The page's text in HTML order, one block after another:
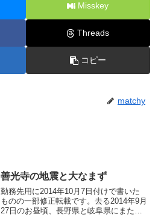
Misskey
Threads
コピー
matchy
善光寺の地震と大なまず
勤務先用に2014年10月7日付けで書いた
ものの一部修正転載です。去る2014年9月
27日のお昼頃、長野県と岐阜県にまたが